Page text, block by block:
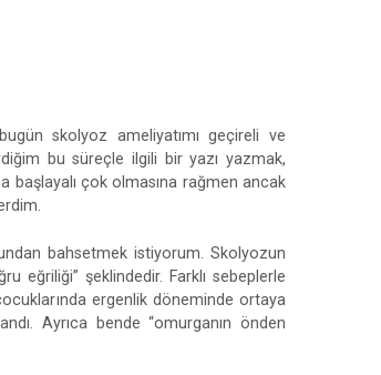
skolyoz ameliyatımı geçireli ve
bu süreçle ilgili bir yazı yazmak,
başlayalı çok olmasına rağmen ancak
bahsetmek istiyorum. Skolyozun
eğriliği” şeklindedir. Farklı sebeplerle
ergenlik döneminde ortaya
Ayrıca bende “omurganın önden